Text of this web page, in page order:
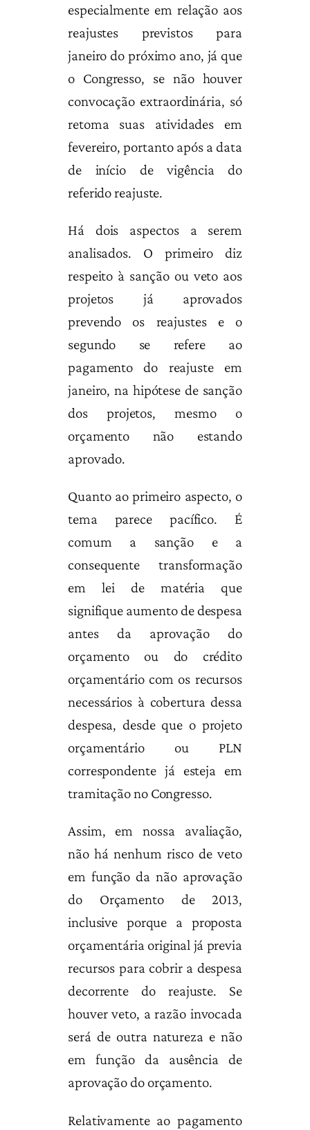
especialmente em relação aos
reajustes previstos para
janeiro do próximo ano, já que
o Congresso, se não houver
convocação extraordinária, só
retoma suas atividades em
fevereiro, portanto após a data
de início de vigência do
referido reajuste.
Há dois aspectos a serem
analisados. O primeiro diz
respeito à sanção ou veto aos
projetos já aprovados
prevendo os reajustes e o
segundo se refere ao
pagamento do reajuste em
janeiro, na hipótese de sanção
dos projetos, mesmo o
orçamento não estando
aprovado.
Quanto ao primeiro aspecto, o
tema parece pacífico. É
comum a sanção e a
consequente transformação
em lei de matéria que
signifique aumento de despesa
antes da aprovação do
orçamento ou do crédito
orçamentário com os recursos
necessários à cobertura dessa
despesa, desde que o projeto
orçamentário ou PLN
correspondente já esteja em
tramitação no Congresso.
Assim, em nossa avaliação,
não há nenhum risco de veto
em função da não aprovação
do Orçamento de 2013,
inclusive porque a proposta
orçamentária original já previa
recursos para cobrir a despesa
decorrente do reajuste. Se
houver veto, a razão invocada
será de outra natureza e não
em função da ausência de
aprovação do orçamento.
Relativamente ao pagamento